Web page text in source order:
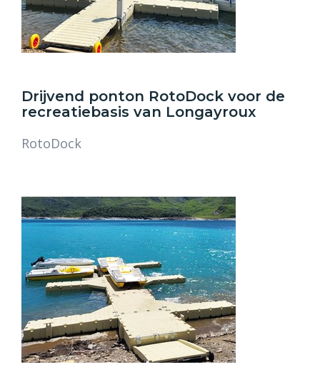
Drijvend ponton RotoDock voor de
recreatiebasis van Longayroux
RotoDock